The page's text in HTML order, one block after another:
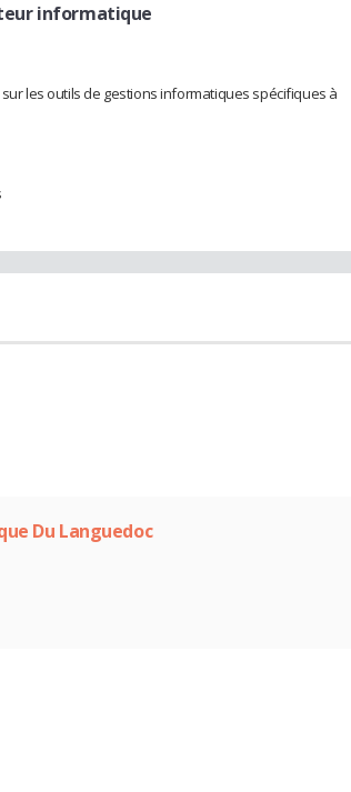
informatique
les outils de gestions informatiques spécifiques à
Du Languedoc